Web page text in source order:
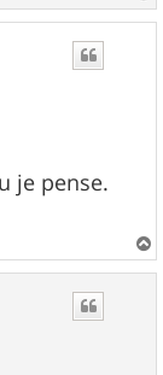
a
je pense.
a